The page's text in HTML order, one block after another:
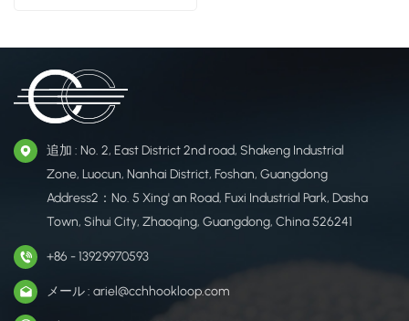
追加 : No. 2, East District 2nd road, Shakeng Industrial
Zone, Luocun, Nanhai District, Foshan, Guangdong
Address2：No. 5 Xing' an Road, Fuxi Industrial Park, Dasha
Town, Sihui City, Zhaoqing, Guangdong, China 526241
+86 - 13929970593
メール : ariel@cchhookloop.com